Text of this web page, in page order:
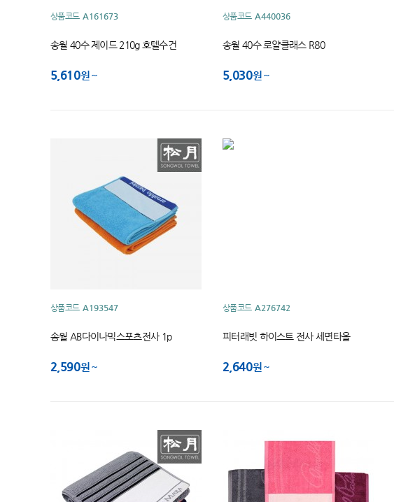
상품코드 A161673
송월 40수 제이드 210g 호텔수건
5,610원
상품코드 A440036
송월 40수 로얄클래스 R80
5,030원
상품코드 A193547
송월 AB다이나믹스포츠전사 1p
2,590원
상품코드 A276742
피터래빗 하이스트 전사 세면타올
2,640원